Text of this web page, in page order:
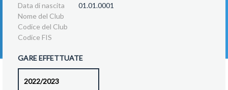
Data di nascita
01.01.0001
Nome del Club
Codice del Club
Codice FIS
GARE EFFETTUATE